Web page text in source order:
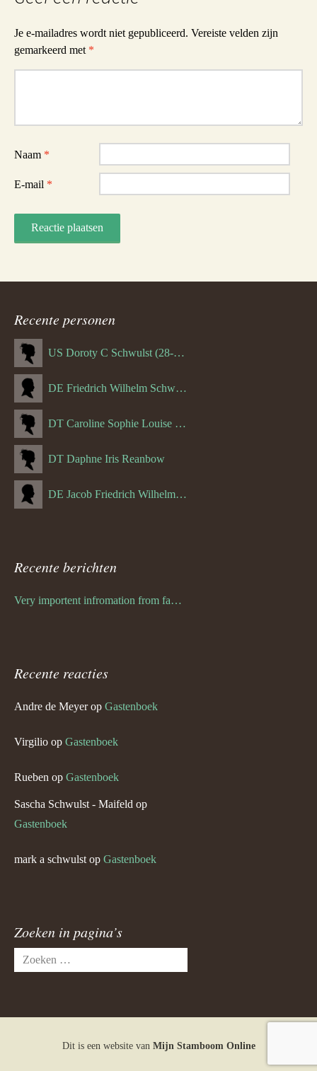
Je e-mailadres wordt niet gepubliceerd. Vereiste velden zijn
gemarkeerd met *
Naam *
E-mail *
Recente personen
US Doroty C Schwulst (28-12-1919)
DE Friedrich Wilhelm Schwulst
DT Caroline Sophie Louise Schreuder born Schwulst (13-05-1866)
DT Daphne Iris Reanbow
DE Jacob Friedrich Wilhelm Hurth
Recente berichten
Very importent infromation from family Schwulst
Recente reacties
Andre de Meyerop Gastenboek
Virgilio op Gastenboek
Rueben op Gastenboek
Sascha Schwulst - Maifeld op
Gastenboek
mark a schwulst op Gastenboek
Zoeken in pagina’s
Zoeken
naar:
Dit is een website van Mijn Stamboom Online